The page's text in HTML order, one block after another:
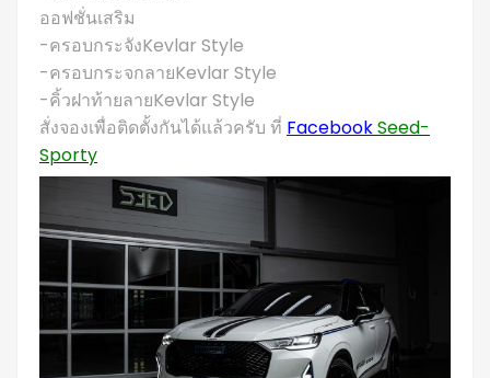
ออฟชั่นเสริม
-ครอบกระจังKevlar Style
-ครอบกระจกลายKevlar Style
-คิ้วฝาท้ายลายKevlar Style
สั่งจองเพื่อติดตั้งกันได้แล้วครับ ที่ FacebookSeed-
Sporty